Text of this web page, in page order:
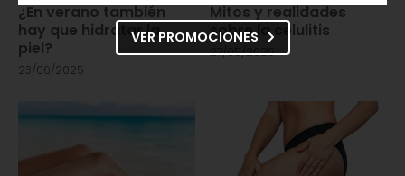
¿En verano también
hay que hidratar la
piel?
23/06/2025
Mitos y realidades
sobre la celulitis
27/05/2025
VER PROMOCIONES